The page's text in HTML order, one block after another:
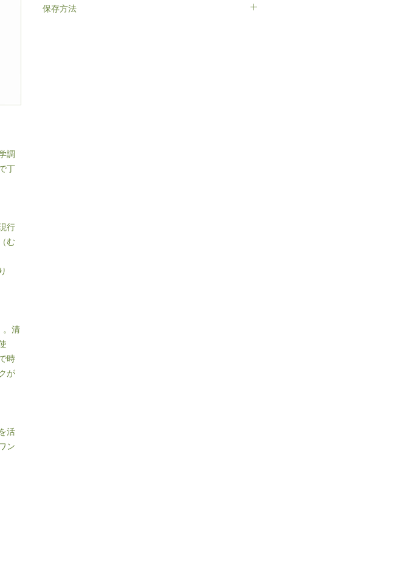
調
丁
行
む
。清
時
が
活
ン
保存方法